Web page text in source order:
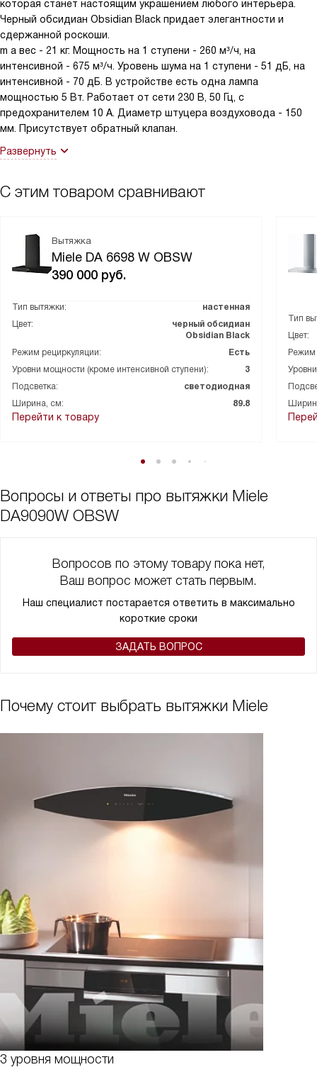
которая станет настоящим украшением любого интерьера.
Черный обсидиан Obsidian Black придает элегантности и
сдержанной роскоши.
m а вес - 21 кг. Мощность на 1 ступени - 260 м³/ч, на
интенсивной - 675 м³/ч. Уровень шума на 1 ступени - 51 дБ, на
интенсивной - 70 дБ. В устройстве есть одна лампа
мощностью 5 Вт. Работает от сети 230 В, 50 Гц, с
предохранителем 10 А. Диаметр штуцера воздуховода - 150
мм. Присутствует обратный клапан.
Развернуть
С этим товаром сравнивают
Вытяжка
Miele DA 6698 W OBSW
390 000 руб.
Тип вытяжки:
настенная
Цвет:
черный обсидиан
Obsidian Black
Режим рециркуляции:
Есть
Уровни мощности (кроме интенсивной ступени):
3
Подсветка:
светодиодная
Ширина, см:
89.8
Перейти к товару
Тип
Цвет:
Режим
Вопросы и ответы про вытяжки Miele
DA9090W OBSW
Вопросов по этому товару пока нет,
Ваш вопрос может стать первым.
Наш специалист постарается ответить в максимально
короткие сроки
ЗАДАТЬ ВОПРОС
Почему стоит выбрать вытяжки Miele
3 уровня мощности